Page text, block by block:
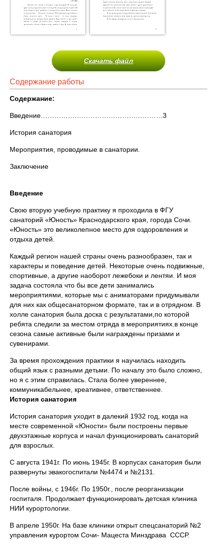
Скачать файл
Содержание работы
Содержание:
Введение………………………………………………3
История санатория
Мероприятия, проводимые в санатории.
Заключение
Введение
Свою вторую учебную практику я проходила в ФГУ
санаторий «Юность» Краснодарского края, города Сочи.
«Юность» это великолепное место для оздоровления и
отдыха детей.
Каждый регион нашей страны очень разнообразен, так и
характеры и поведение детей. Некоторые очень подвижные,
спортивные, а другие наоборот лежебоки и лентяи. И моя
задача состояла что бы все дети занимались
мероприятиями, которые мы с аниматорами придумывали
для них как общесанаторном формате, так и в отрядном. В
холле санатория была доска с результатами,по которой
ребята следили за местом отряда в мероприятиях.в конце
сезона самые активные были награждены призами и
сувенирами.
За время прохождения практики я научилась находить
общий язык с разными детьми. По началу это было сложно,
но я с этим справилась. Стала более увереннее,
коммуникабельнее, креативнее, ответственнее.
История санатория
История санатория уходит в далекий 1932 год, когда на
месте современной «Юности» были построены первые
двухэтажные корпуса и начал функционировать санаторий
для взрослых.
С августа 1941г. По июнь 1945г. В корпусах санатория были
развернуты эвакогоспитали №4474 и №2131.
После войны, с 1946г. По 1950г., после реорганизации
госпиталя. Продолжает функционировать детская клиника
НИИ курортологии.
В апреле 1950г. На базе клиники открыт спецсанаторий №2
управления курортом Сочи- Мацеста Минздрава СССР.